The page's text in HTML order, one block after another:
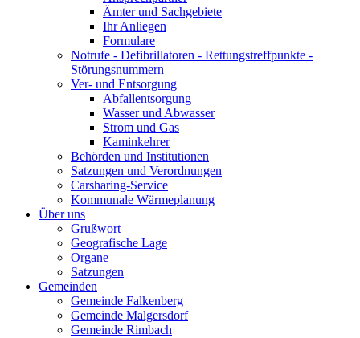
Ämter und Sachgebiete
Ihr Anliegen
Formulare
Notrufe - Defibrillatoren - Rettungstreffpunkte -
Störungsnummern
Ver- und Entsorgung
Abfallentsorgung
Wasser und Abwasser
Strom und Gas
Kaminkehrer
Behörden und Institutionen
Satzungen und Verordnungen
Carsharing-Service
Kommunale Wärmeplanung
Über uns
Grußwort
Geografische Lage
Organe
Satzungen
Gemeinden
Gemeinde Falkenberg
Gemeinde Malgersdorf
Gemeinde Rimbach